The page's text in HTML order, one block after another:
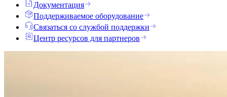
Документация
Поддерживаемое оборудование
Связаться со службой поддержки
Центр ресурсов для партнеров